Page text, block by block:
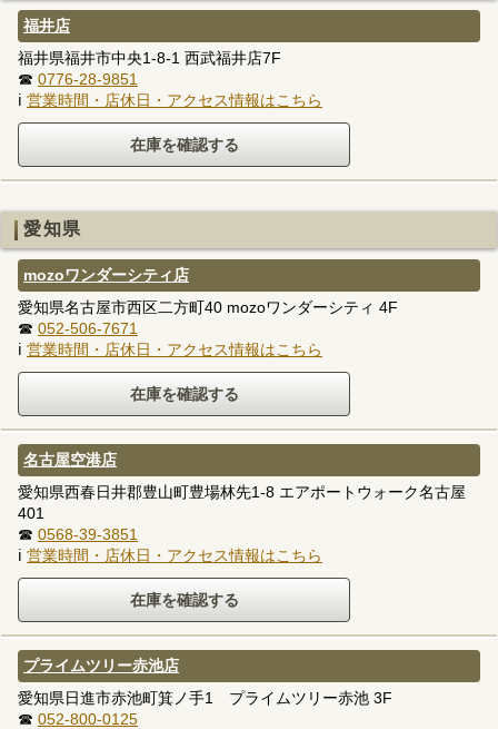
福井店
福井県福井市中央1-8-1 西武福井店7F
☎ 0776-28-9851
ℹ 営業時間・店休日・アクセス情報はこちら
愛知県
mozoワンダーシティ店
愛知県名古屋市西区二方町40 mozoワンダーシティ 4F
☎ 052-506-7671
ℹ 営業時間・店休日・アクセス情報はこちら
名古屋空港店
愛知県西春日井郡豊山町豊場林先1-8 エアポートウォーク名古屋
401
☎ 0568-39-3851
ℹ 営業時間・店休日・アクセス情報はこちら
プライムツリー赤池店
愛知県日進市赤池町箕ノ手1 プライムツリー赤池 3F
☎ 052-800-0125